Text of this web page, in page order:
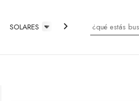
SOLARES CABELLO INFANTIL